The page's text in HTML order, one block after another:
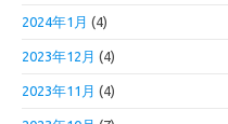
2024年1月 (4)
2023年12月 (4)
2023年11月 (4)